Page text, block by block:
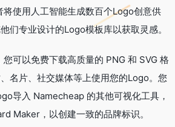
使用人工智能生成数百个Logo创意供
们专业设计的Logo模板库以获取灵感。
可以免费下载高质量的 PNG 和 SVG 格
名片、社交媒体等上使用您的Logo。您
导入 Namecheap 的其他可视化工具，
Maker，以创建一致的品牌标识。